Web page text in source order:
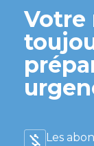
Votre
Les